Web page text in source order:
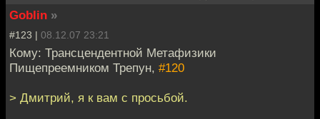
Goblin »
#123 | 08.12.07 23:21
Кому: Трансцендентной Метафизики
Пищепреемником Трепун, #120
> Дмитрий, я к вам с просьбой.